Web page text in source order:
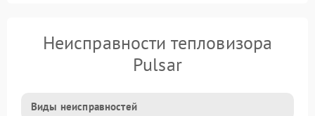
Неисправности тепловизора
Pulsar
Виды неисправностей